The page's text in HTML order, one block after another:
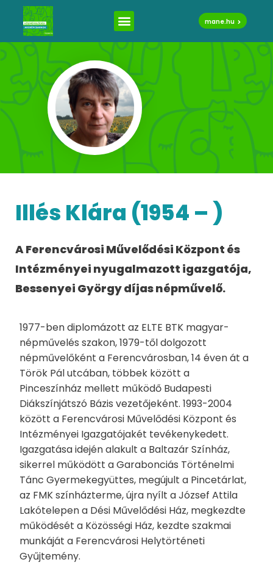
mane.hu
Illés Klára (1954 – )
A Ferencvárosi Művelődési Központ és
Intézményei nyugalmazott igazgatója,
Bessenyei György díjas népművelő.
1977-ben diplomázott az ELTE BTK magyar-
népművelés szakon, 1979-től dolgozott
népművelőként a Ferencvárosban, 14 éven át a
Török Pál utcában, többek között a
Pinceszínház mellett működő Budapesti
Diákszínjátszó Bázis vezetőjeként. 1993-2004
között a Ferencvárosi Művelődési Központ és
Intézményei Igazgatójakét tevékenykedett.
Igazgatása idején alakult a Baltazár Színház,
sikerrel működött a Garabonciás Történelmi
Tánc Gyermekegyüttes, megújult a Pincetárlat,
az FMK színházterme, újra nyílt a József Attila
Lakótelepen a Dési Művelődési Ház, megkezdte
működését a Közösségi Ház, kezdte szakmai
munkáját a Ferencvárosi Helytörténeti
Gyűjtemény.